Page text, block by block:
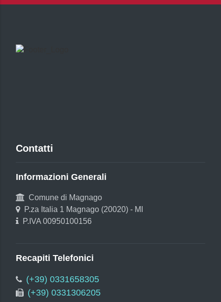
Contatti
Informazioni Generali
Comune di Magnago
P.za Italia 1 Magnago (20020) - MI
P.IVA 00950100156
Recapiti Telefonici
(+39) 0331658305
(+39) 0331306205